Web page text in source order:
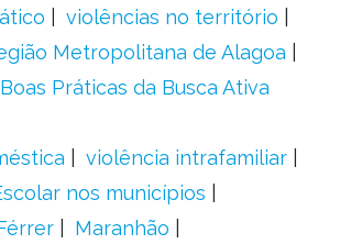
violências no território
Metropolitana de Alagoa
Práticas da Busca Ativa
violência intrafamiliar
nos municípios
Maranhão